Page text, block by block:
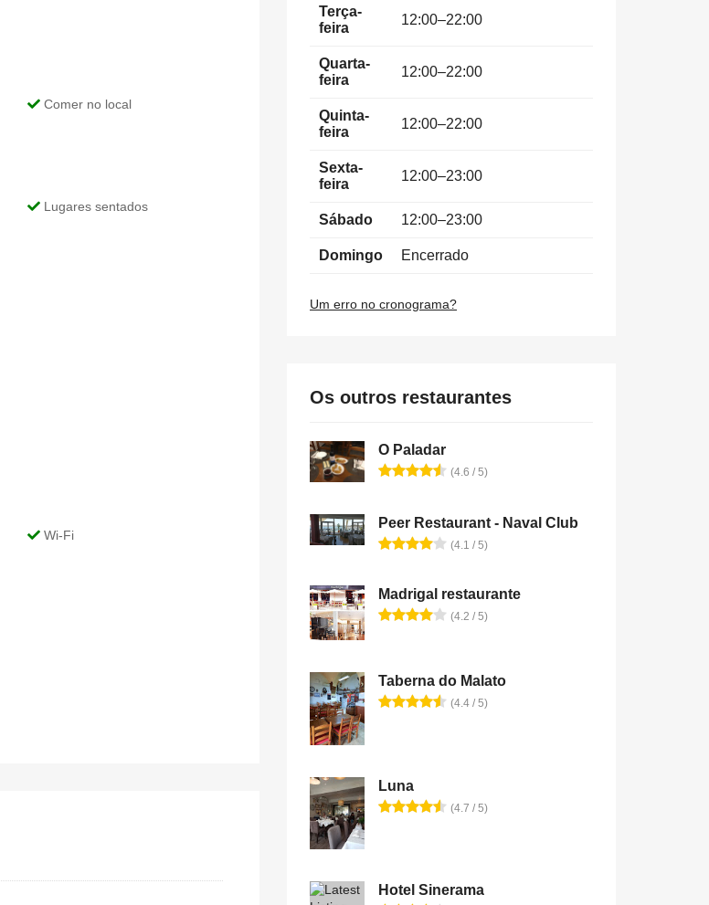
Comer no local
Lugares sentados
Wi-Fi
Terça-
feira
12:00–22:00
Quarta-
feira
12:00–22:00
Quinta-
feira
12:00–22:00
Sexta-
feira
12:00–23:00
Sábado 12:00–23:00
Domingo Encerrado
Um erro no cronograma?
Os outros restaurantes
O Paladar
(4.6 / 5)
Peer Restaurant - Naval Club
(4.1 / 5)
Madrigal restaurante
(4.2 / 5)
Taberna do Malato
(4.4 / 5)
Luna
(4.7 / 5)
Hotel Sinerama